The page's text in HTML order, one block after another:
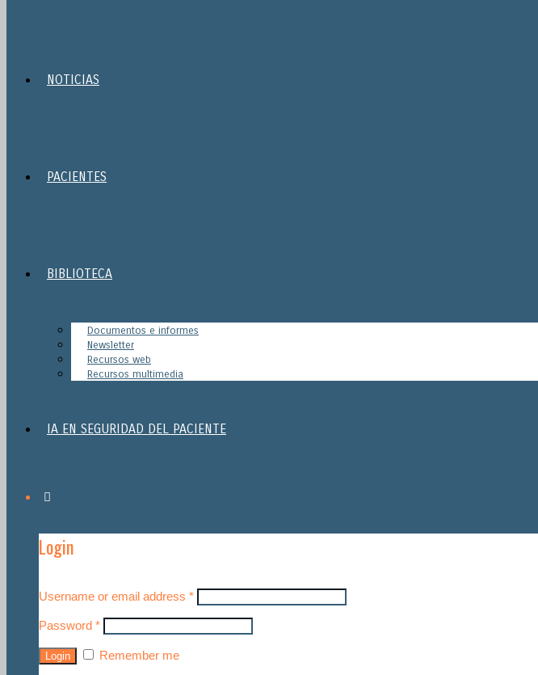
NOTICIAS
PACIENTES
BIBLIOTECA
Documentos e informes
Newsletter
Recursos web
Recursos multimedia
IA EN SEGURIDAD DEL PACIENTE
Login
Username or email address *
Password *
Remember me